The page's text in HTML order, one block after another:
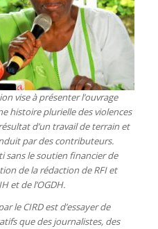
vise à présenter l’ouvrage
histoire plurielle des violences
d’un travail de terrain et
par des contributeurs.
sans le soutien financier de
de la rédaction de RFI et
et de l’OGDH.
le CIRD est d’essayer de
que des journalistes, des